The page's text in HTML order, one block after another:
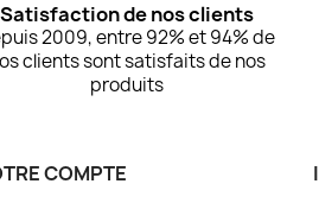
Satisfaction de nos clients
2009, entre 92% et 94% de
clients sont satisfaits de nos
produits
COMPTE